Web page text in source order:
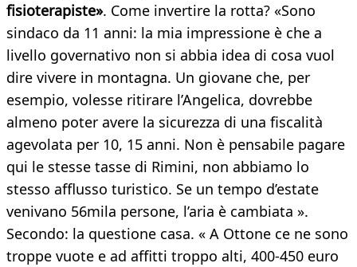
fisioterapiste». Come invertire la rotta? «Sono
sindaco da 11 anni: la mia impressione è che a
livello governativo non si abbia idea di cosa vuol
dire vivere in montagna. Un giovane che, per
esempio, volesse ritirare l’Angelica, dovrebbe
almeno poter avere la sicurezza di una fiscalità
agevolata per 10, 15 anni. Non è pensabile pagare
qui le stesse tasse di Rimini, non abbiamo lo
stesso afflusso turistico. Se un tempo d’estate
venivano 56mila persone, l’aria è cambiata ».
Secondo: la questione casa. « A Ottone ce ne sono
troppe vuote e ad affitti troppo alti, 400-450 euro